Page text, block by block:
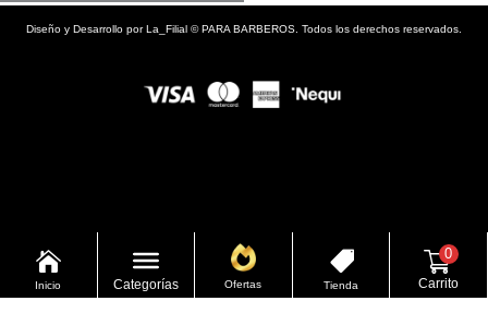
Diseño y Desarrollo porLa_Filial ©PARA BARBEROS. Todos los derechos reservados.

Inicio Categorías Ofertas

Tienda
0
Carrito